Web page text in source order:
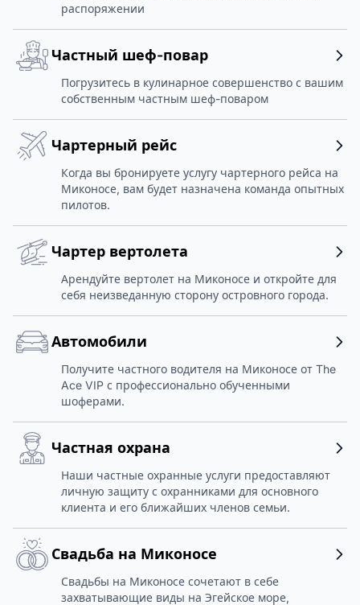
распоряжении
Частный шеф-повар
Погрузитесь в кулинарное совершенство с вашим
собственным частным шеф-поваром
Чартерный рейс
Когда вы бронируете услугу чартерного рейса на
Миконосе, вам будет назначена команда опытных
пилотов.
Чартер вертолета
Арендуйте вертолет на Миконосе и откройте для
себя неизведанную сторону островного города.
Автомобили
Получите частного водителя на Миконосе от The
Ace VIP с профессионально обученными
шоферами.
Частная охрана
Наши частные охранные услуги предоставляют
личную защиту с охранниками для основного
клиента и его ближайших членов семьи.
Свадьба на Миконосе
Свадьбы на Миконосе сочетают в себе
захватывающие виды на Эгейское море,